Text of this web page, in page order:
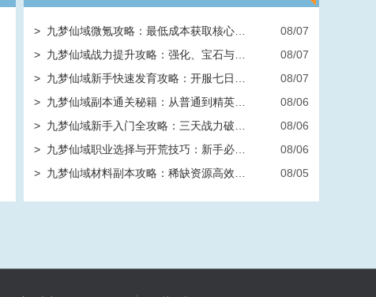
08/07
> 九梦仙域微氪攻略：最低成本获取核心战力的氪金方案
08/07
> 九梦仙域战力提升攻略：强化、宝石与装备最优选择
08/07
> 九梦仙域新手快速发育攻略：开服七日高效养成路线
08/06
> 九梦仙域副本通关秘籍：从普通到精英的完整进阶路线
08/06
> 九梦仙域新手入门全攻略：三天战力破万实战指南
08/06
> 九梦仙域职业选择与开荒技巧：新手必看的入门指南
08/05
> 九梦仙域材料副本攻略：稀缺资源高效获取路线